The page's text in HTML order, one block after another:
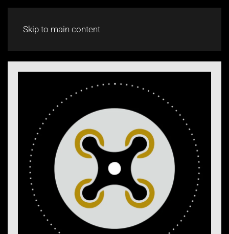
Skip to main content